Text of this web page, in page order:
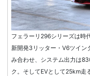
フェラーリ296シリーズは時
新開発3リッター・V6ツイン
み合わせ、システム出力は
ク。そしてEVとして25km走